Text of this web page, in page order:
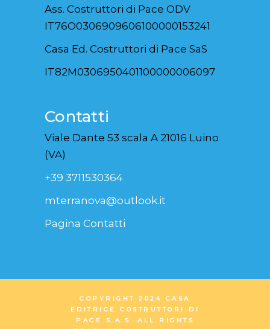
Ass. Costruttori di Pace ODV
IT76O0306909606100000153241
Casa Ed. Costruttori di Pace SaS
IT82M0306950401100000006097
Contatti
Viale Dante 53 scala A 21016 Luino
(VA)
+39 3711530364
mterranova@outlook.it
Pagina Contatti
COPYRIGHT 2024 CASA
EDITRICE COSTRUTTORI DI
PACE S.A.S. ALL RIGHTS